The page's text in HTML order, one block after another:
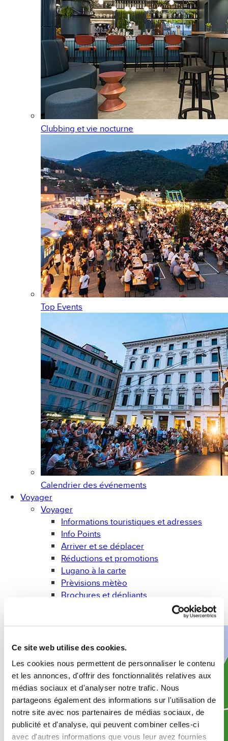
Ce site web utilise des cookies.
Les cookies nous permettent de personnaliser le contenu
et les annonces, d'offrir des fonctionnalités relatives aux
médias sociaux et d'analyser notre trafic. Nous
partageons également des informations sur l'utilisation de
notre site avec nos partenaires de médias sociaux, de
publicité et d'analyse, qui peuvent combiner celles-ci
avec d'autres informations que vous leur avez fournies
Clubbing et vie nocturne
Top Events
Calendrier des événements
Voyager
Voyager
Informations touristiques et adresses
Info Points
Arriver et se déplacer
Réductions et promotions
Lugano à la carte
Prèvisions mètèo
Brochures et dépliants